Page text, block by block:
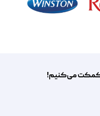
کمکت می‌کنیم!